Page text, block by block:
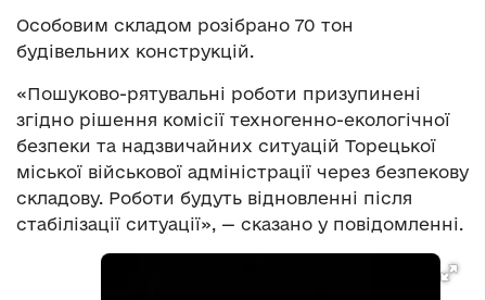
Особовим складом розібрано 70 тон
будівельних конструкцій.
«Пошуково-рятувальні роботи призупинені
згідно рішення комісії техногенно-екологічної
безпеки та надзвичайних ситуацій Торецької
міської військової адміністрації через безпекову
складову. Роботи будуть відновленні після
стабілізації ситуації», — сказано у повідомленні.